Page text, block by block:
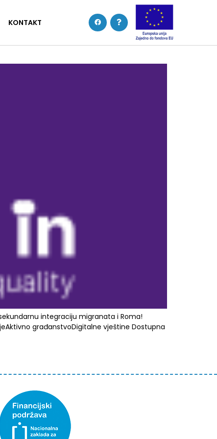
KONTAKT
integraciju migranata i Roma!
građanstvoDigitalne vještine Dostupna